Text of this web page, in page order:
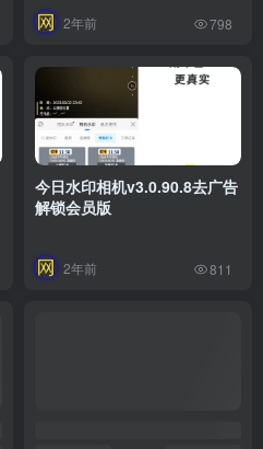
2年前 798
今日水印相机v3.0.90.8去广告
解锁会员版
2年前 811